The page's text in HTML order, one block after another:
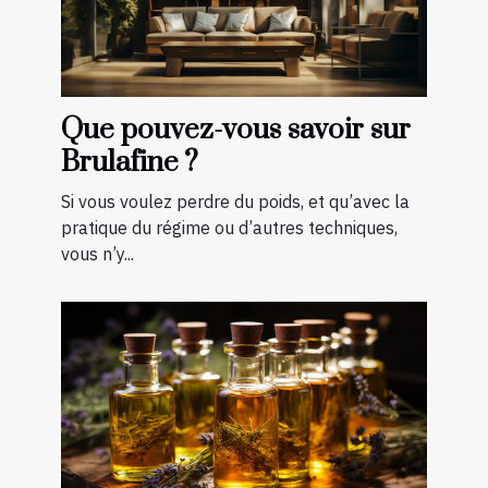
Que pouvez-vous savoir sur
Brulafine ?
Si vous voulez perdre du poids, et qu’avec la
pratique du régime ou d’autres techniques,
vous n’y...